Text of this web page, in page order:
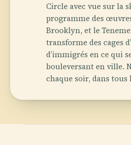
Circle avec vue sur la
programme des
Brooklyn, et le
transforme des cages
d’immigrés en ce qui
bouleversant en ville.
chaque soir, dans tous